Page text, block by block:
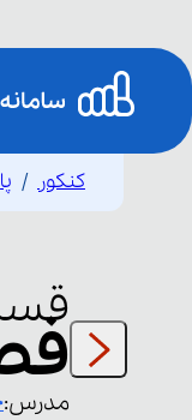
کنکور
مدرس: